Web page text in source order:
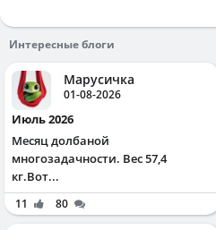
Интересные блоги
Марусичка
01-08-2026
Июль 2026
Месяц долбаной
многозадачности. Вес 57,4
кг.Вот...
11 80